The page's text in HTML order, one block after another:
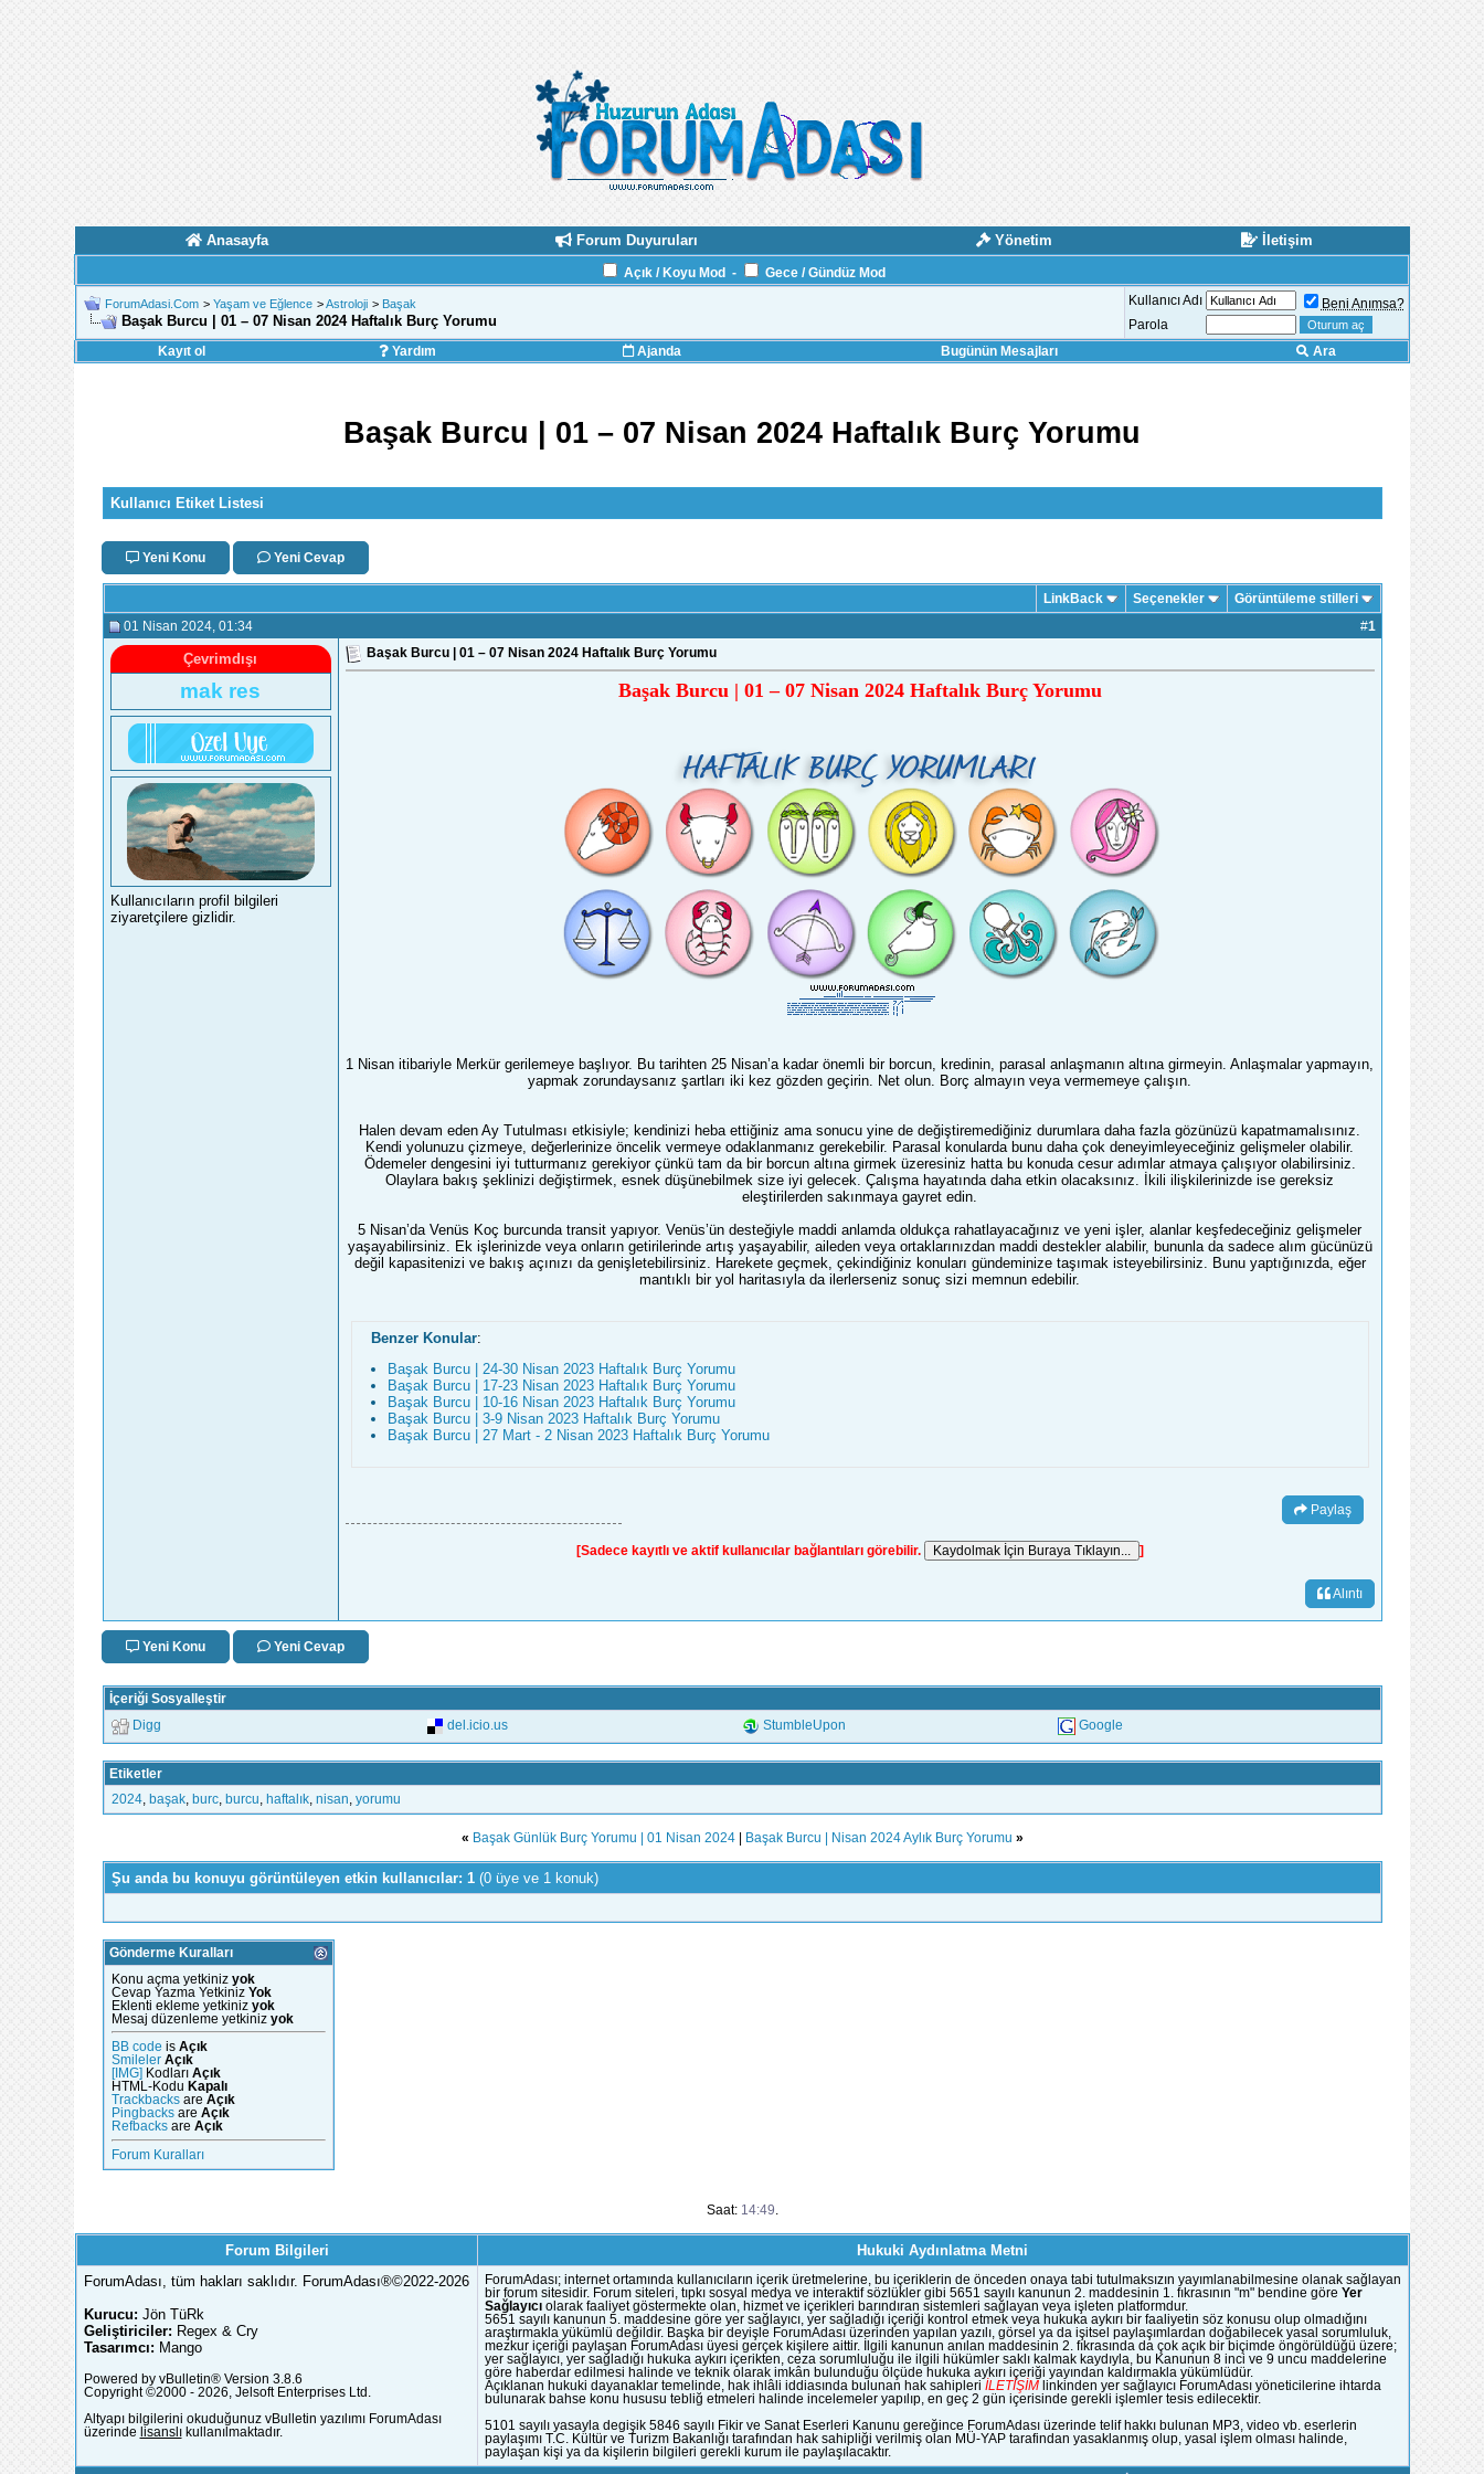
Anasayfa Forum Duyuruları Yönetim İletişim
Açık / Koyu Mod - Gece / Gündüz Mod
ForumAdasi.Com > Yaşam ve Eğlence >Astroloji > Başak
Başak Burcu | 01 – 07 Nisan 2024 Haftalık Burç Yorumu
Kullanıcı Adı
Beni Anımsa?
Parola
Kayıt ol
Yardım Ajanda Bugünün Mesajları Ara
Başak Burcu | 01 – 07 Nisan 2024 Haftalık Burç Yorumu
Kullanıcı Etiket Listesi
Yeni Konu Yeni Cevap
LinkBack Seçenekler Görüntüleme stilleri
01 Nisan 2024, 01:34 #1
Çevrimdışı
mak res
Kullanıcıların profil bilgileri
ziyaretçilere gizlidir.
Başak Burcu | 01 – 07 Nisan 2024 Haftalık Burç Yorumu
Başak Burcu | 01 – 07 Nisan 2024 Haftalık Burç Yorumu
1 Nisan itibariyle Merkür gerilemeye başlıyor. Bu tarihten 25 Nisan’a kadar önemli bir borcun, kredinin, parasal anlaşmanın altına girmeyin. Anlaşmalar yapmayın,
yapmak zorundaysanız şartları iki kez gözden geçirin. Net olun. Borç almayın veya vermemeye çalışın.
Halen devam eden Ay Tutulması etkisiyle; kendinizi heba ettiğiniz ama sonucu yine de değiştiremediğiniz durumlara daha fazla gözünüzü kapatmamalısınız.
Kendi yolunuzu çizmeye, değerlerinize öncelik vermeye odaklanmanız gerekebilir. Parasal konularda bunu daha çok deneyimleyeceğiniz gelişmeler olabilir.
Ödemeler dengesini iyi tutturmanız gerekiyor çünkü tam da bir borcun altına girmek üzeresiniz hatta bu konuda cesur adımlar atmaya çalışıyor olabilirsiniz.
Olaylara bakış şeklinizi değiştirmek, esnek düşünebilmek size iyi gelecek. Çalışma hayatında daha etkin olacaksınız. İkili ilişkilerinizde ise gereksiz
eleştirilerden sakınmaya gayret edin.
5 Nisan’da Venüs Koç burcunda transit yapıyor. Venüs’ün desteğiyle maddi anlamda oldukça rahatlayacağınız ve yeni işler, alanlar keşfedeceğiniz gelişmeler
yaşayabilirsiniz. Ek işlerinizde veya onların getirilerinde artış yaşayabilir, aileden veya ortaklarınızdan maddi destekler alabilir, bununla da sadece alım gücünüzü
değil kapasitenizi ve bakış açınızı da genişletebilirsiniz. Harekete geçmek, çekindiğiniz konuları gündeminize taşımak isteyebilirsiniz. Bunu yaptığınızda, eğer
mantıklı bir yol haritasıyla da ilerlerseniz sonuç sizi memnun edebilir.
Benzer Konular:
Başak Burcu | 24-30 Nisan 2023 Haftalık Burç Yorumu
Başak Burcu | 17-23 Nisan 2023 Haftalık Burç Yorumu
Başak Burcu | 10-16 Nisan 2023 Haftalık Burç Yorumu
Başak Burcu | 3-9 Nisan 2023 Haftalık Burç Yorumu
Başak Burcu | 27 Mart - 2 Nisan 2023 Haftalık Burç Yorumu
Paylaş
[Sadece kayıtlı ve aktif kullanıcılar bağlantıları görebilir. ]
Alıntı
Yeni Konu Yeni Cevap
İçeriği Sosyalleştir
Digg del.icio.us StumbleUpon Google
Etiketler
2024, başak, burc, burcu haftalık, nisan yorumu
« Başak Günlük Burç Yorumu | 01 Nisan 2024| Başak Burcu | Nisan 2024 Aylık Burç Yorumu »
Şu anda bu konuyu görüntüleyen etkin kullanıcılar: 1 (0 üye ve 1 konuk)
Gönderme Kuralları
Konu açma yetkiniz yok
Cevap Yazma Yetkiniz Yok
Eklenti ekleme yetkiniz yok
Mesaj düzenleme yetkiniz yok
BB code is Açık
Smileler Açık
[IMG]
Kodları Açık
HTML-Kodu Kapalı
Trackbacksare Açık
Pingbacksare Açık
Refbacksare Açık
Forum Kuralları
Saat: 14:49
Forum Bilgileri
Hukuki Aydınlatma Metni
ForumAdası, tüm hakları saklıdır. ForumAdası®©2022-2026
Kurucu: Jön TüRk
Geliştiriciler: Regex & Cry
Tasarımcı: Mango
Powered by vBulletin® Version 3.8.6
Copyright ©2000 - 2026, Jelsoft Enterprises Ltd.
Altyapı bilgilerini okuduğunuz vBulletin yazılımı ForumAdası
üzerinde lisanslıkullanılmaktadır.
ForumAdası; internet ortamında kullanıcıların içerik üretmelerine, bu içeriklerin de önceden onaya tabi tutulmaksızın yayımlanabilmesine olanak sağlayan
bir forum sitesidir. Forum siteleri, tıpkı sosyal medya ve interaktif sözlükler gibi 5651 sayılı kanunun 2. maddesinin 1. fıkrasının "m" bendine göre Yer
Sağlayıcıolarak faaliyet göstermekte olan, hizmet ve içerikleri barındıran sistemleri sağlayan veya işleten platformdur.
5651 sayılı kanunun 5. maddesine göre yer sağlayıcı, yer sağladığı içeriği kontrol etmek veya hukuka aykırı bir faaliyetin söz konusu olup olmadığını
araştırmakla yükümlü değildir. Başka bir deyişle ForumAdası üzerinden yapılan yazılı, görsel ya da işitsel paylaşımlardan doğabilecek yasal sorumluluk,
mezkur içeriği paylaşan ForumAdası üyesi gerçek kişilere aittir. İlgili kanunun anılan maddesinin 2. fıkrasında da çok açık bir biçimde öngörüldüğü üzere;
yer sağlayıcı, yer sağladığı hukuka aykırı içerikten, ceza sorumluluğu ile ilgili hükümler saklı kalmak kaydıyla, bu Kanunun 8 inci ve 9 uncu maddelerine
göre haberdar edilmesi halinde ve teknik olarak imkân bulunduğu ölçüde hukuka aykırı içeriği yayından kaldırmakla yükümlüdür.
Açıklanan hukuki dayanaklar temelinde, hak ihlâli iddiasında bulunan hak sahipleri İLETİŞİMlinkinden yer sağlayıcı ForumAdası yöneticilerine ihtarda
bulunarak bahse konu hususu tebliğ etmeleri halinde incelemeler yapılıp, en geç 2 gün içerisinde gerekli işlemler tesis edilecektir.
5101 sayılı yasayla degişik 5846 sayılı Fikir ve Sanat Eserleri Kanunu gereğince ForumAdası üzerinde telif hakkı bulunan MP3, video vb. eserlerin
paylaşımı T.C. Kültür ve Turizm Bakanlığı tarafından hak sahipliği verilmiş olan MÜ-YAP tarafindan yasaklanmış olup, yasal işlem olması halinde,
paylaşan kişi ya da kişilerin bilgileri gerekli kurum ile paylaşılacaktır.